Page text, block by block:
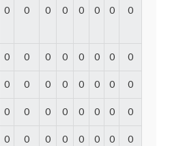
0 0 0 0 0 0 0 0
0 0 0 0 0 0 0 0
0 0 0 0 0 0 0 0
0 0 0 0 0 0 0 0
0 0 0 0 0 0 0 0